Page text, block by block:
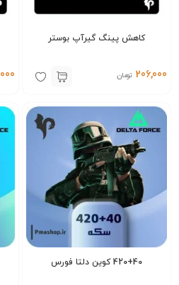
کاهش پینگ گیرآپ بوستر
206,000 تومان
420+40 کوین دلتا فورس